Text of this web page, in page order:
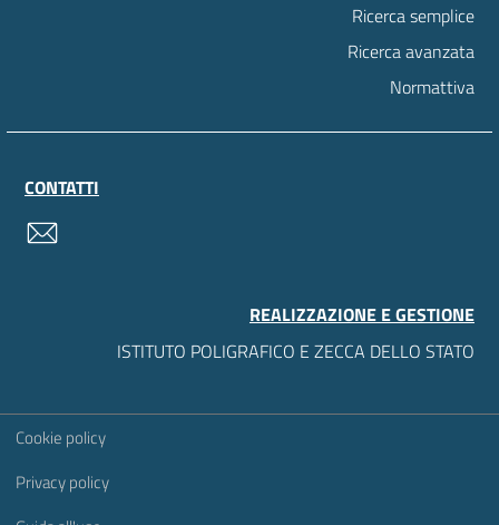
Ricerca semplice
Ricerca avanzata
Normattiva
CONTATTI
REALIZZAZIONE E GESTIONE
ISTITUTO POLIGRAFICO E ZECCA DELLO STATO
Sezione Link Utili
Cookie policy
Privacy policy